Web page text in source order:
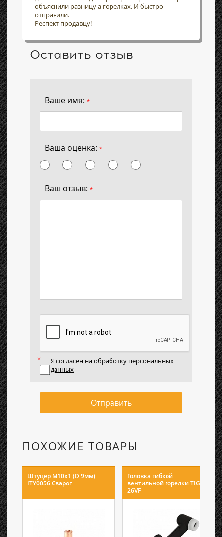
объяснили разницу а горелках. И быстро
отправили.
Респект продавцу!
Оставить отзыв
Ваше имя: *
Ваша оценка: *
Ваш отзыв: *
Я согласен наобработку персональных
данных
Отправить
ПОХОЖИЕ ТОВАРЫ
Штуцер М10х1 (D 9мм)
ITY0056 Сварог
Головка гибкой
вентильной горелки TIG
26VF